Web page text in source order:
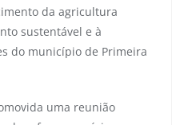
da agricultura
sustentável e à
do município de Primeira
uma reunião